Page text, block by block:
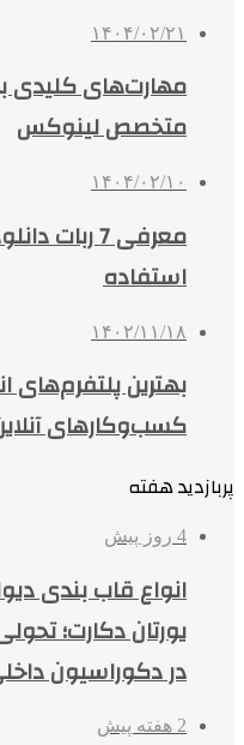
۱۴۰۴/۰۲/۲۱
مهارت‌های کلیدی
متخصص لینوکس
۱۴۰۴/۰۲/۱۰
معرفی 7
استفاده
۱۴۰۲/۱۱/۱۸
بهترین پلتفرم‌های
کسب‌وکارهای
پربازدید هفته
4 روز پیش
انواع قاب بندی
یورتان دکارت؛
در دکوراسیون
2 هفته پیش